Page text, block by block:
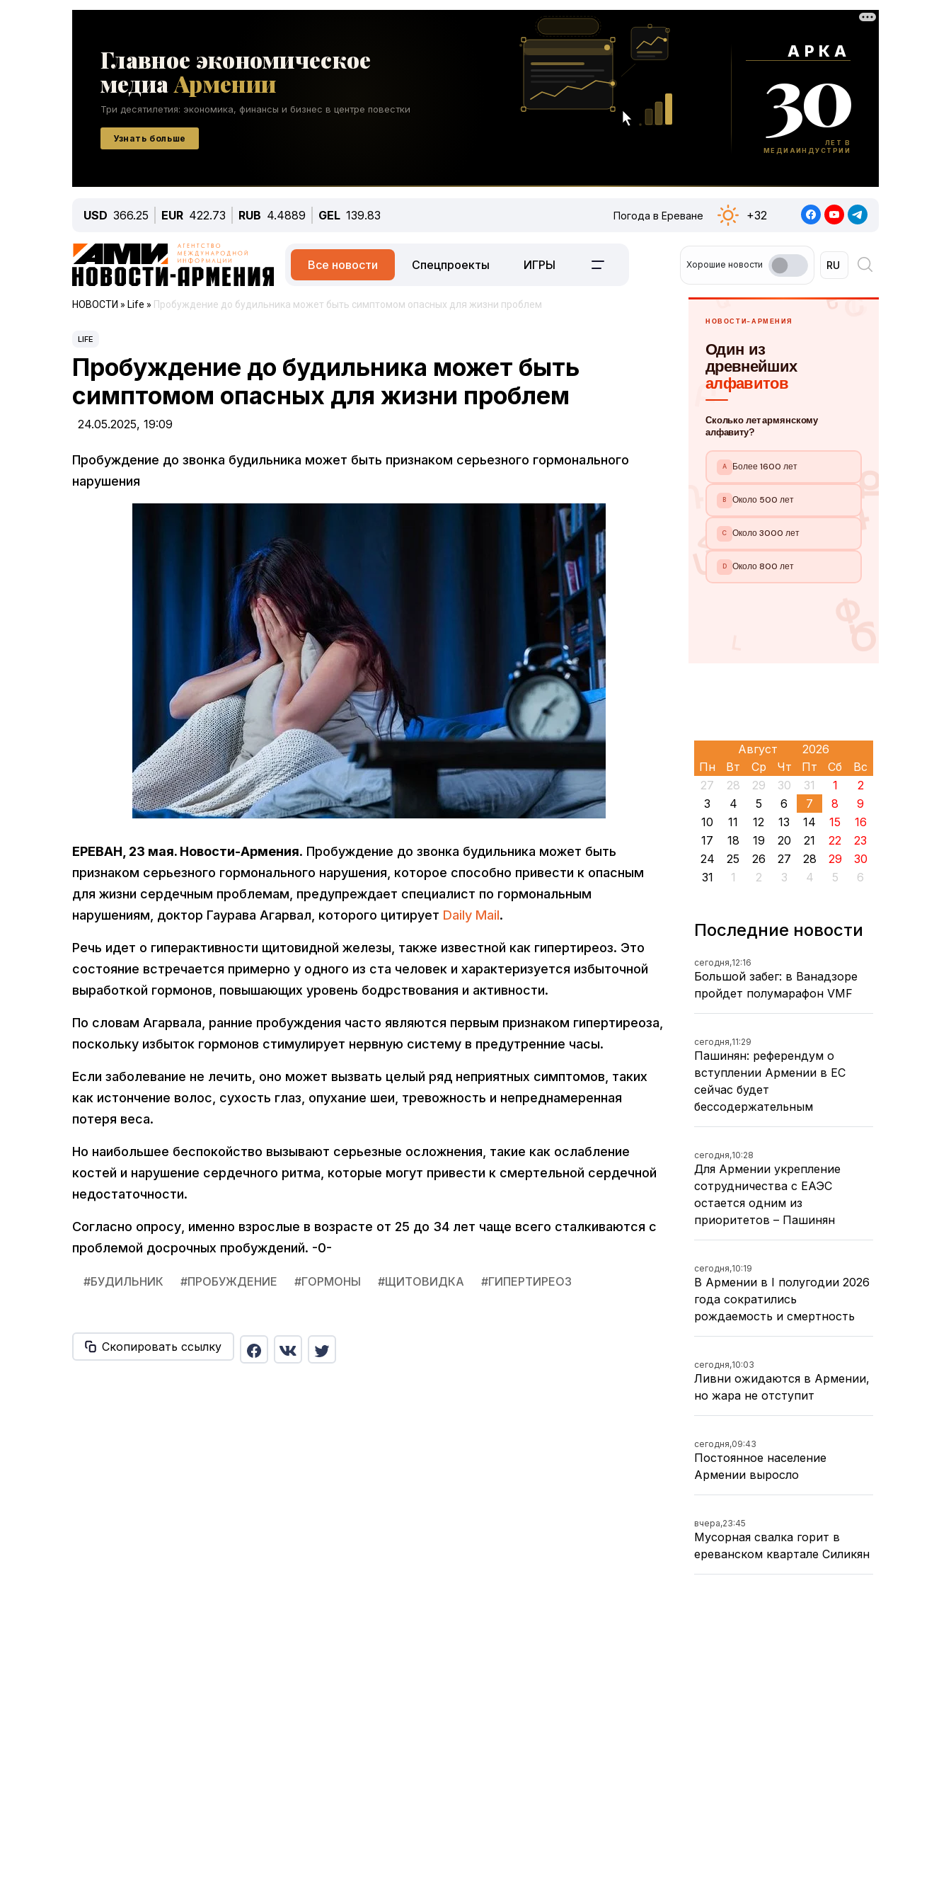
USD 366.25 EUR 422.73 RUB 4.4889 GEL 139.83 Погода в Ереване +32
Все новости Спецпроекты ИГРЫ Хорошие новости
НОВОСТИ » Life » Пробуждение до будильника может быть симптомом опасных для жизни проблем
LIFE
Пробуждение до будильника может быть
симптомом опасных для жизни проблем
24.05.2025, 19:09
Пробуждение до звонка будильника может быть признаком серьезного гормонального
нарушения
ЕРЕВАН, 23 мая. Новости-Армения. Пробуждение до звонка будильника может быть
признаком серьезного гормонального нарушения, которое способно привести к опасным
для жизни сердечным проблемам, предупреждает специалист по гормональным
нарушениям, доктор Гаурава Агарвал, которого цитирует Daily Mail.
Речь идет о гиперактивности щитовидной железы, также известной как гипертиреоз. Это
состояние встречается примерно у одного из ста человек и характеризуется избыточной
выработкой гормонов, повышающих уровень бодрствования и активности.
По словам Агарвала, ранние пробуждения часто являются первым признаком гипертиреоза,
поскольку избыток гормонов стимулирует нервную систему в предутренние часы.
Если заболевание не лечить, оно может вызвать целый ряд неприятных симптомов, таких
как истончение волос, сухость глаз, опухание шеи, тревожность и непреднамеренная
потеря веса.
Но наибольшее беспокойство вызывают серьезные осложнения, такие как ослабление
костей и нарушение сердечного ритма, которые могут привести к смертельной сердечной
недостаточности.
Согласно опросу, именно взрослые в возрасте от 25 до 34 лет чаще всего сталкиваются с
проблемой досрочных пробуждений. -0-
#БУДИЛЬНИК #ПРОБУЖДЕНИЕ #ГОРМОНЫ #ЩИТОВИДКА #ГИПЕРТИРЕОЗ
Скопировать ссылку
Пн Вт Ср Чт Пт Сб
Вс
27
28 29 30 31 1
2
3
4 5 6 7 8
9
10
11 12 13 14 15
16
17
18 19 20 21 22
23
24
25 26 27 28 29
30
31
1 2 3 4 5 6
Последние новости
сегодня,12:16
Большой забег: в Ванадзоре
пройдет полумарафон VMF
сегодня,11:29
Пашинян: референдум о
вступлении Армении в ЕС
сейчас будет
бессодержательным
сегодня,10:28
Для Армении укрепление
сотрудничества с ЕАЭС
остается одним из
приоритетов – Пашинян
сегодня,10:19
В Армении в I полугодии 2026
года сократились
рождаемость и смертность
сегодня,10:03
Ливни ожидаются в Армении,
но жара не отступит
сегодня,09:43
Постоянное население
Армении выросло
вчера,23:45
Мусорная свалка горит в
ереванском квартале Силикян